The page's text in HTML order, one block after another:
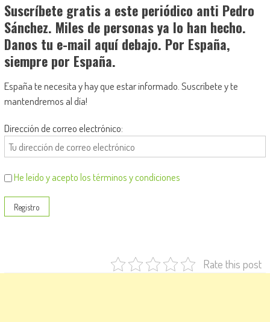
Suscríbete gratis a este periódico anti Pedro
Sánchez. Miles de personas ya lo han hecho.
Danos tu e-mail aquí debajo. Por España,
siempre por España.
España te necesita y hay que estar informado. Suscríbete y te
mantendremos al día!
Dirección de correo electrónico:
He leído y acepto los términos y condiciones
Rate this post